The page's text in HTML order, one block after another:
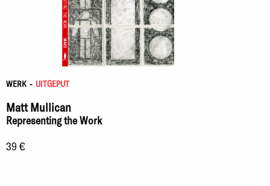
WERK - UITGEPUT
Matt Mullican
Representing the Work
39 €